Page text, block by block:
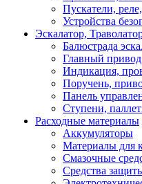
Пускатели,
Устройства
Эскалатор,
Балюстрада
Главный привод
Индикация,
Поручень,
Панель
Ступени,
Расходные материалы
Аккумуляторы
Материалы для
Смазочные
Средства